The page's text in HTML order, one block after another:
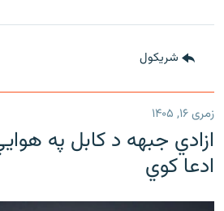
شريکول
زمری ۱۶, ۱۴۰۵
ازادي جبهه د کابل په
ادعا کوي